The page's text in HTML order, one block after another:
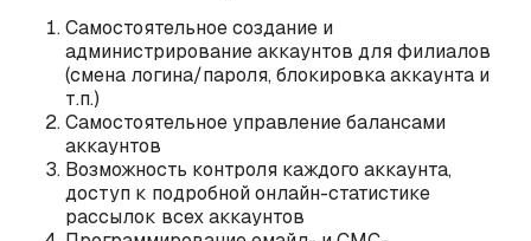
Самостоятельное создание и
администрирование аккаунтов для филиалов
(смена логина/пароля, блокировка аккаунта и
т.п.)
Самостоятельное управление балансами
аккаунтов
Возможность контроля каждого аккаунта,
доступ к подробной онлайн-статистике
рассылок всех аккаунтов